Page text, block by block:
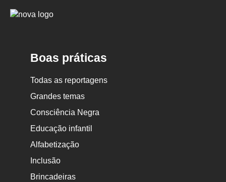
Logo
Boas práticas
Todas as reportagens
Grandes temas
Consciência Negra
Educação infantil
Alfabetização
Inclusão
Brincadeiras